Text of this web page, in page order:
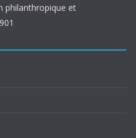
philanthropique et